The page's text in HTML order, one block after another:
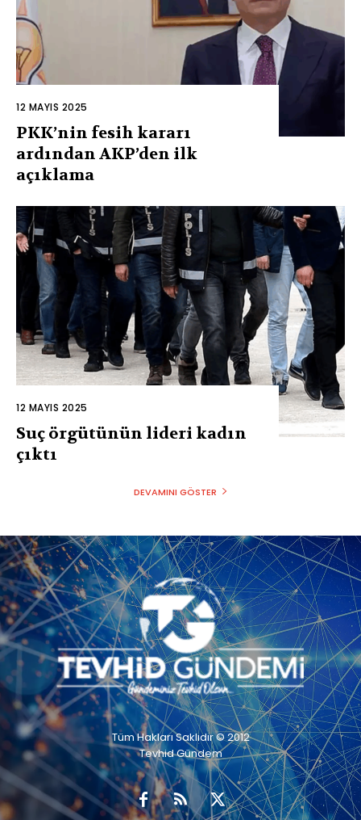
12 MAYIS 2025
PKK’nin fesih kararı
ardından AKP’den ilk
açıklama
12 MAYIS 2025
Suç örgütünün lideri kadın
çıktı
DEVAMINI GÖSTER
Tüm Hakları Saklıdır © 2012
Tevhid Gündem